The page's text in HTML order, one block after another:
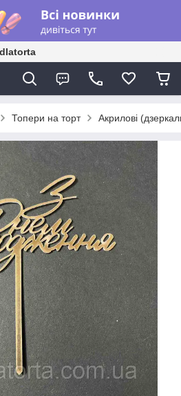
Топери на торт Акрилові